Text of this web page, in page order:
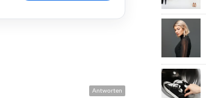
Antworten